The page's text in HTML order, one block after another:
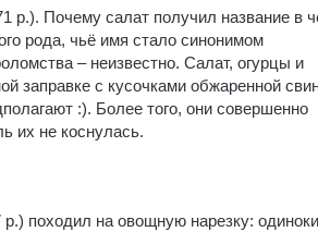
р.). Почему салат получил название в
рода, чьё имя стало синонимом
– неизвестно. Салат, огурцы и
заправке с кусочками обжаренной
:). Более того, они совершенно
их не коснулась.
р.) походил на овощную нарезку: